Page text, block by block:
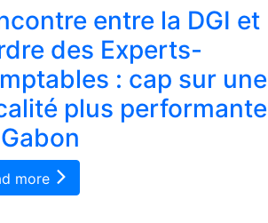
entre la DGI et
des Experts-
: cap sur une
plus performante
more